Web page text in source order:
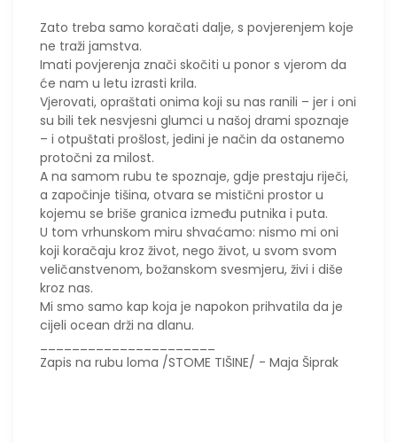
Zato treba samo koračati dalje, s povjerenjem koje
ne traži jamstva.
Imati povjerenja znači skočiti u ponor s vjerom da
će nam u letu izrasti krila.
Vjerovati, opraštati onima koji su nas ranili – jer i oni
su bili tek nesvjesni glumci u našoj drami spoznaje
– i otpuštati prošlost, jedini je način da ostanemo
protočni za milost.
​A na samom rubu te spoznaje, gdje prestaju riječi,
a započinje tišina, otvara se mistični prostor u
kojemu se briše granica između putnika i puta.
U tom vrhunskom miru shvaćamo: nismo mi oni
koji koračaju kroz život, nego život, u svom svom
veličanstvenom, božanskom svesmjeru, živi i diše
kroz nas.
Mi smo samo kap koja je napokon prihvatila da je
cijeli ocean drži na dlanu.
Zapis na rubu loma /STOME TIŠINE/ - Maja Šiprak